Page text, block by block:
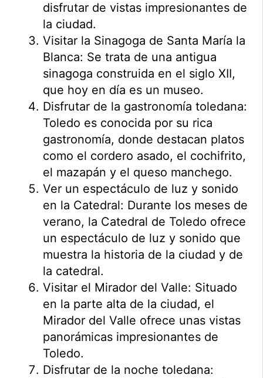
disfrutar de vistas impresionantes de
la ciudad.
Visitar la Sinagoga de Santa María la
Blanca: Se trata de una antigua
sinagoga construida en el siglo XII,
que hoy en día es un museo.
Disfrutar de la gastronomía toledana:
Toledo es conocida por su rica
gastronomía, donde destacan platos
como el cordero asado, el cochifrito,
el mazapán y el queso manchego.
Ver un espectáculo de luz y sonido
en la Catedral: Durante los meses de
verano, la Catedral de Toledo ofrece
un espectáculo de luz y sonido que
muestra la historia de la ciudad y de
la catedral.
Visitar el Mirador del Valle: Situado
en la parte alta de la ciudad, el
Mirador del Valle ofrece unas vistas
panorámicas impresionantes de
Toledo.
Disfrutar de la noche toledana: